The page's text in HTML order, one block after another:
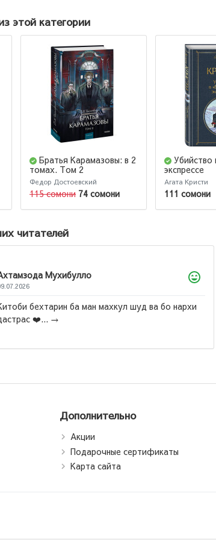
этой категории
Братья Карамазовы: в 2
томах. Том 2
Федор Достоевский
115 сомони 74 сомони
Убийство
экспрессе
Агата Кристи
111 сомони
читателей
Мухибулло
бехтарин ба ман махкул шуд ва бо нархи
❤️... →
Дополнительно
Акции
Подарочные сертификаты
Карта сайта